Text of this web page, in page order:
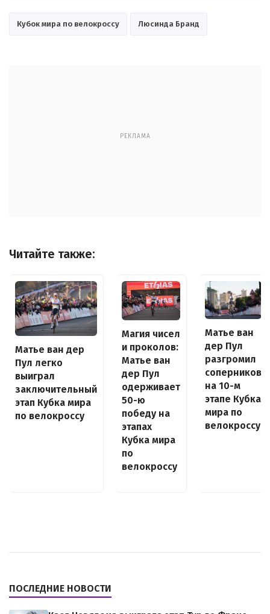
Кубок мира по велокроссу Люсинда Бранд
РЕКЛАМА
Читайте также:
Матье ван дер
Пул легко
выиграл
заключительный
этап Кубка мира
по велокроссу
Магия чисел
и проколов:
Матье ван
дер Пул
одерживает
50-ю
победу на
этапах
Кубка мира
по
велокроссу
Матье ван
дер Пул
разгромил
соперников
на 10-м
этапе Кубка
мира по
велокроссу
ПОСЛЕДНИЕ НОВОСТИ